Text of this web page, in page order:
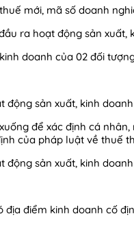
mới, mã số doanh
ra hoạt động sản xuất,
doanh của 02 đối
động sản xuất, kinh
để xác định cá
của pháp luật về thuế
động sản xuất, kinh
địa điểm kinh doanh cố